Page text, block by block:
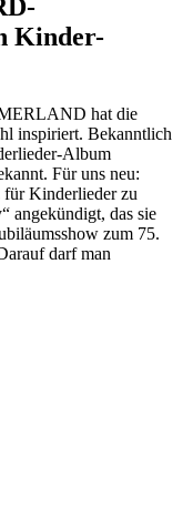
Kinder-
hat die
inspiriert. Bekanntlich
Album
Für uns neu:
für Kinderlieder zu
angekündigt, das sie
zum 75.
darf man